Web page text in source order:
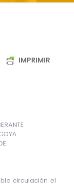
IMPRIMIR
circulación el